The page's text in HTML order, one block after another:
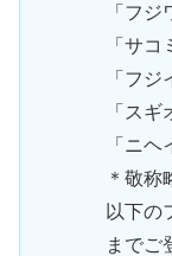
「フジ
「サコ
「フジ
「スギ
「ニヘ
＊敬称
以下の
までご